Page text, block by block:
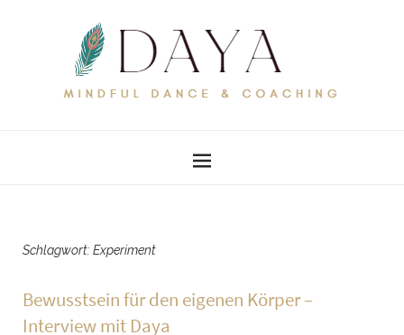
Schlagwort:Experiment
Bewusstsein für den eigenen Körper –
Interview mit Daya